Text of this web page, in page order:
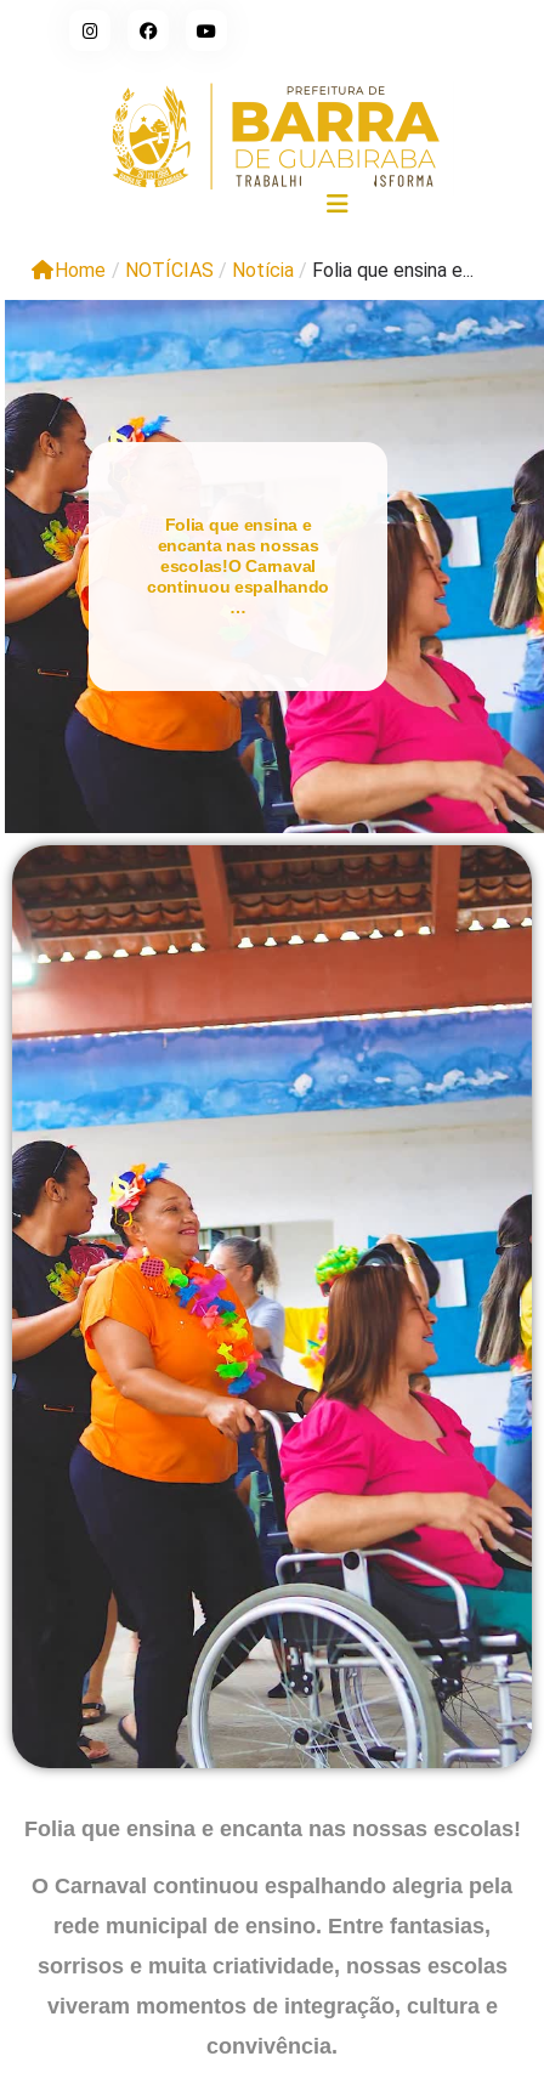
Home / NOTÍCIAS / Notícia / Folia que ensina e...
Folia que ensina e
encanta nas nossas
escolas!O Carnaval
continuou espalhando
…
Folia que ensina e encanta nas nossas escolas!
O Carnaval continuou espalhando alegria pela
rede municipal de ensino. Entre fantasias,
sorrisos e muita criatividade, nossas escolas
viveram momentos de integração, cultura e
convivência.